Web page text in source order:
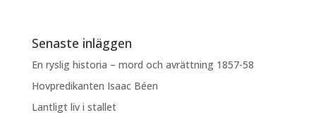
Senaste inläggen
En ryslig historia – mord och avrättning 1857-58
Hovpredikanten Isaac Béen
Lantligt liv i stallet